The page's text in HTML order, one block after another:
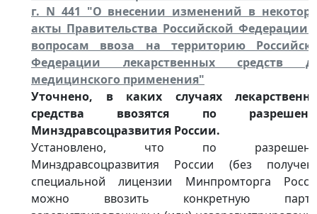
г. N 441 "О внесении изменений в
акты Правительства Российской Федерации
вопросам ввоза на территорию
Федерации лекарственных средств
медицинского применения"
Уточнено, в каких случаях
средства ввозятся по
Минздравсоцразвития России.
Установлено, что по
Минздравсоцразвития России (без
специальной лицензии Минпромторга
можно ввозить конкретную